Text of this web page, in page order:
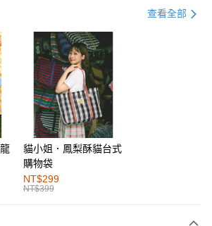
含以上)免運費
查看全部
貓小姐．鳳梨酥貓台式
購物袋
NT$299
NT$399